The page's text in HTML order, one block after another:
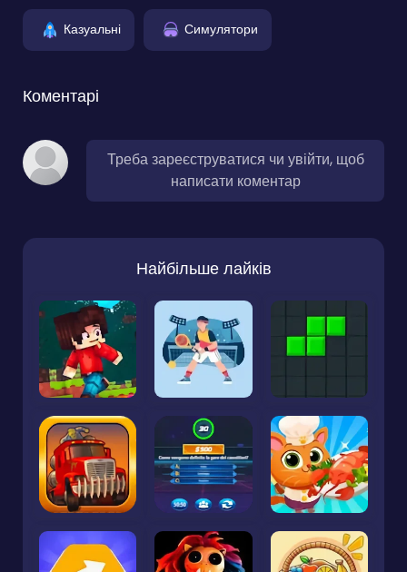
Казуальні Симулятори
Коментарі
Треба зареєструватися чи увійти, щоб
написати коментар
Найбільше лайків